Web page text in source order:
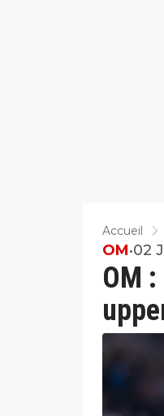
Accueil
OM
OM•02